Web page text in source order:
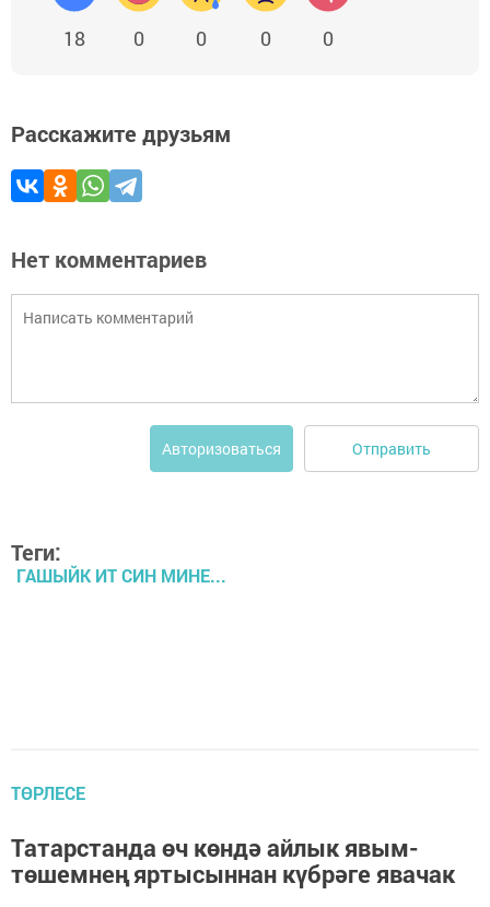
18 0 0 0 0
Расскажите друзьям
Нет комментариев
Авторизоваться Отправить
Теги:
ГАШЫЙК ИТ СИН МИНЕ...
ТӨРЛЕСЕ
Татарстанда өч көндә айлык явым-
төшемнең яртысыннан күбрәге явачак